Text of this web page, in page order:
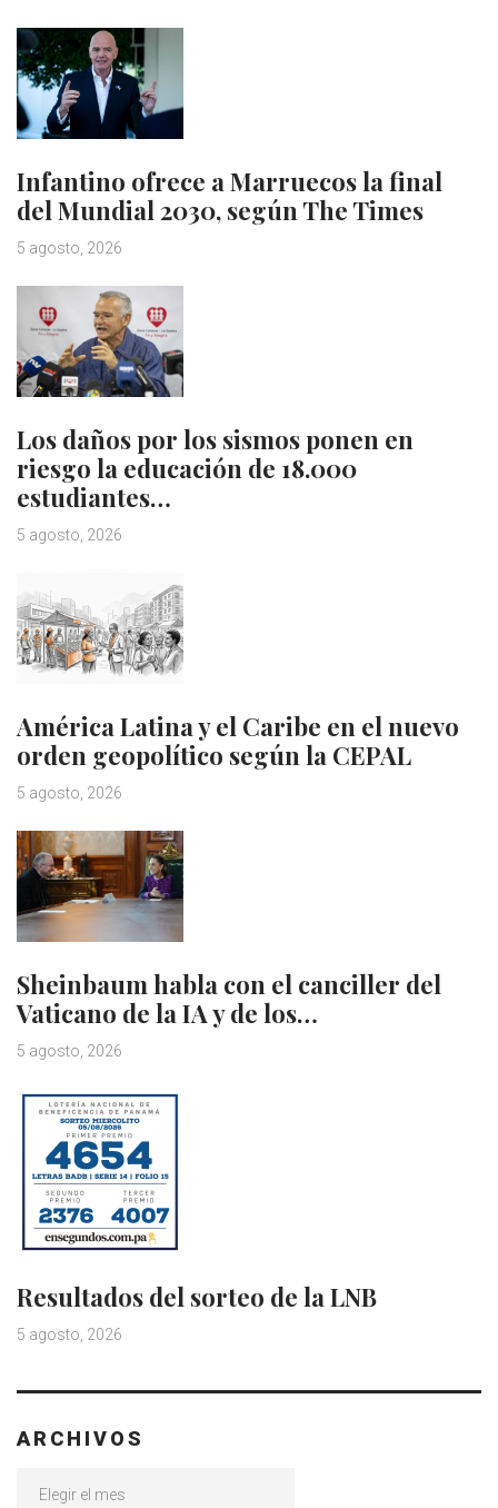
Infantino ofrece a Marruecos la final
del Mundial 2030, según The Times
5 agosto, 2026
Los daños por los sismos ponen en
riesgo la educación de 18.000
estudiantes…
5 agosto, 2026
América Latina y el Caribe en el nuevo
orden geopolítico según la CEPAL
5 agosto, 2026
Sheinbaum habla con el canciller del
Vaticano de la IA y de los…
5 agosto, 2026
Resultados del sorteo de la LNB
5 agosto, 2026
ARCHIVOS